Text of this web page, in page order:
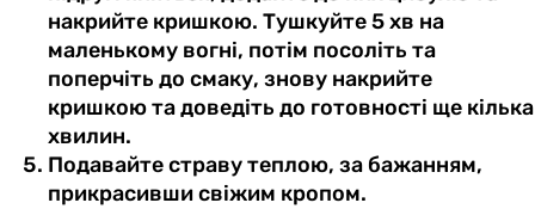
накрийте кришкою. Тушкуйте 5 хв на
маленькому вогні, потім посоліть та
поперчіть до смаку, знову накрийте
кришкою та доведіть до готовності ще кілька
хвилин.
Подавайте страву теплою, за бажанням,
прикрасивши свіжим кропом.